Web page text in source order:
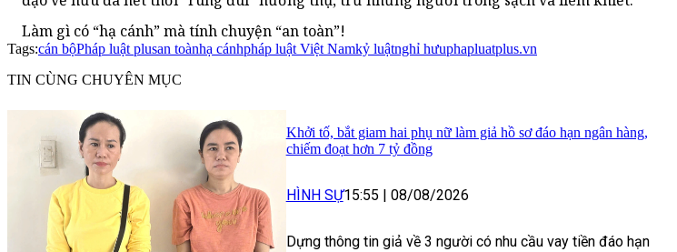
Làm gì có “hạ cánh” mà tính chuyện “an toàn”!
Tags:cán bộPháp luật plusan toànhạ cánhpháp luật Việt Namkỷ luậtnghỉ hưuphapluatplus.vn
TIN CÙNG CHUYÊN MỤC
Khởi tố, bắt giam hai phụ nữ làm giả hồ sơ đáo hạn ngân hàng,
chiếm đoạt hơn 7 tỷ đồng
HÌNH SỰ15:55 | 08/08/2026
Dựng thông tin giả về 3 người có nhu cầu vay tiền đáo hạn